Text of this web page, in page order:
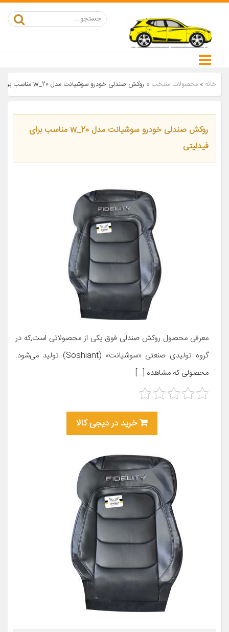
خانه » محصولات منتخب » روکش صندلی خودرو سوشیانت مدل w_20 مناسب برای فیدلیتی
روکش صندلی خودرو سوشیانت مدل w_20 مناسب برای
فیدلیتی
معرفی محصول روکش صندلی فوق یکی از محصولاتی است,که در
گروه تولیدی صنعتی «سوشیانت» (Soshiant) تولید می‌شود.
محصولی که مشاهده […]
خرید در دیجی کالا